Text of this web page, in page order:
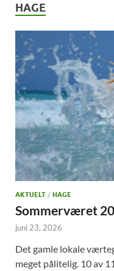
HAGE
AKTUELT / HAGE
Sommerværet
juni 23, 2026
Det gamle lokale
meget pålitelig. 10 av